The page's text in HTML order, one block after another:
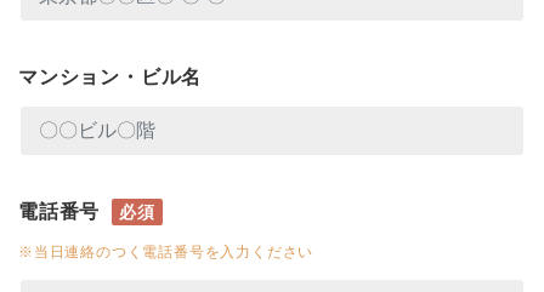
マンション・ビル名
電話番号 必須
※当日連絡のつく電話番号を入力ください